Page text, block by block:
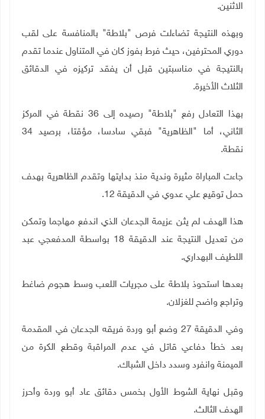
الاثنين.
وبهذه النتيجة تضاءلت فرص "بلاطة" بالمنافسة على لقب
دوري المحترفين، حيث فرط بفوز كان في المتناول عندما تقدم
بالنتيجة في مناسبتين قبل أن يفقد تركيزه في الدقائق
الثلاث الأخيرة.
بهذا التعادل رفع "بلاطة" رصيده إلى 36 نقطة في المركز
الثاني، أما "الظاهرية" فبقي سادسا، مؤقتا، برصيد 34
نقطة.
جاءت المباراة مثيرة وندية منذ بدايتها وتقدم الظاهرية بهدف
حمل توقيع علي عدوي في الدقيقة 12.
هذا الهدف لم يثن عزيمة الجدعان الذي اندفع مهاجما وتمكن
من تعديل النتيجة عند الدقيقة 18 بواسطة المدفعجي عبد
اللطيف البهداري.
بعدها استحوذ بلاطة على مجريات اللعب وسط هجوم ضاغط
وتراجع واضح للغزلان.
وفي الدقيقة 27 وضع أبو وردة فريقه الجدعان في المقدمة
بعد خطأ دفاعي قاتل في عدم المراقبة وقطع الكرة من
الميمنة وانفرد وسدد داخل الشباك.
وقبل نهاية الشوط الأول بخمس دقائق عاد أبو وردة وأحرز
الهدف الثالث.